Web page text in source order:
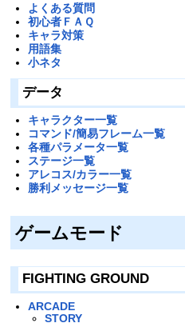
よくある質問
初心者ＦＡＱ
キャラ対策
用語集
小ネタ
データ
キャラクター一覧
コマンド/簡易フレーム一覧
各種パラメータ一覧
ステージ一覧
アレコス/カラー一覧
勝利メッセージ一覧
ゲームモード
FIGHTING GROUND
ARCADE
STORY